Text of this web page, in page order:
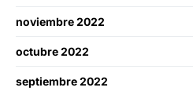
noviembre 2022
octubre 2022
septiembre 2022